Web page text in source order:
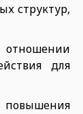
структур,
для
повышения